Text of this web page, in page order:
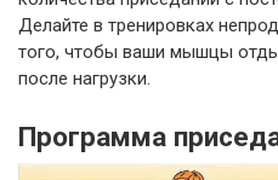
Делайте в тренировках
того, чтобы ваши мышцы
после нагрузки.
Программа